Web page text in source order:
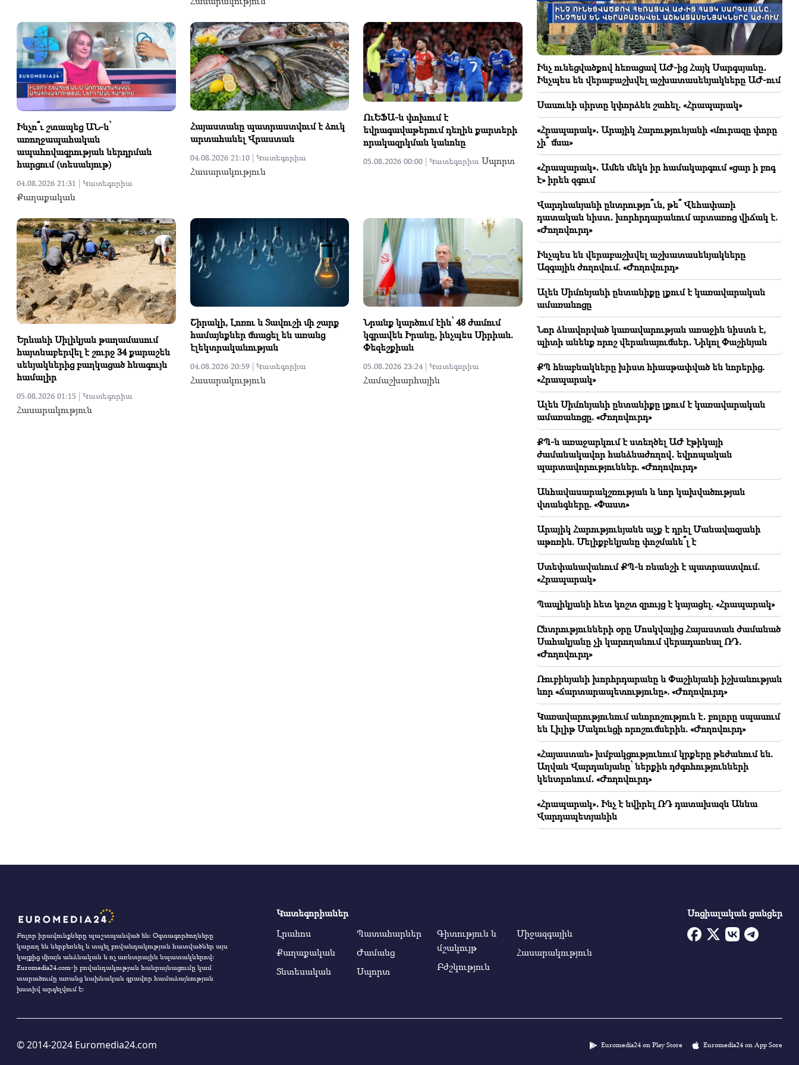
Ինչո՞ւ շտապեց ԱՆ-ն՝
առողջապահական
ապահովագրության ներդրման
հարցում (տեսանյութ)
04.08.2026 21:31 | Կատեգորիա
Քաղաքական
Հայաստանը պատրաստվում է ձուկ
արտահանել Վրաստան
04.08.2026 21:10 | Կատեգորիա
Հասարակություն
ՈւԵՖԱ-ն փոխում է
եվրագավաթերում դեղին քարտերի
որակազրկման կանոնը
05.08.2026 00:00 | ԿատեգորիաՍպորտ
Երևանի Սիլիկյան թաղամասում
հայտնաբերվել է շուրջ 34 քարաշեն
սենյակներից բաղկացած հնագույն
համալիր
05.08.2026 01:15 | Կատեգորիա
Հասարակություն
Շիրակի, Լոռու և Տավուշի մի շարք
համայնքներ մնացել են առանց
էլեկտրականության
04.08.2026 20:59 | Կատեգորիա
Հասարակություն
Նրանք կարծում էին՝ 48 ժամում
կգրավեն Իրանը, ինչպես Սիրիան.
Փեզեշքիան
05.08.2026 23:24 | Կատեգորիա
Համաշխարհային
խոսեք նախընտրական քարոզարշավի մասին
14:13
Ես հորս դիահերձարաններում եմ փնտրել, և դուք
ասում եք՝ էդ տուրբոգեներատորն ավելի կարևո՞ր է
ԼՂ-ի համար
14:11
Պատրա՞ստ եք ԵԱՏՄ-ից դուրս գալ, ավելի լավ տե՞ղ
եք գտել. Քրիստինե Վարդանյան
14:05
Դուք ուզում եք ժողովրդին գործի ընդունել ձեզ մոտ,
իսկ մենք՝ գործի ընդունվել ժողովրդի մոտ
13:42
Արցախը չկա, Ադրբեջանի զորքը ՀՀ-ում է,
Թուրքիան պաշտպանում է Ադրբեջանի շահերը
13:40
Այն, ինչ որ այսօր տեղի կունենա
Վաղարշապատաում հավասար է 37-ին խեղդամահ
անելուն. Գեղամ Մանուկյան
13:36
Ձեզնից ոչ մեկը չասաց՝ էս ի՞նչ եք անում,
քաղաքական որոշումնե՞ր եք կայացնում. Թունյանը՝
ԵԱՏՄ-ի մասին
13:32
Չհամարձակվեք ձեր միլիոնները ճոճել ժողովրդի
գլխին, որը Ղարաբաղի համար տվել է
ամենաթանկը՝ իր որդիներին
Ինչ ունեցվածքով հեռացավ ԱԺ-ից Հայկ
Սարգսյանը․ Ինչպես են վերաբաշխվել
աշխատասենյակները ԱԺ-ում
12:17
Reuters. Հորմուզի նեղուցով տարանցիկ
փոխադրումները այս շաբաթ կրճատվել են մեկ
երրորդով
11:32
Վարդեւանյան». Ղազինյան
Քաջություն ունեցեք ու փորձեք Ալիևի քթից բերել,
երբ Արցախում ջնջվում է հայկական հետքը.
Գալստյան
11:25
Ի՞նչ կա ձեր կառավարության նիստերից, ո՞ր երկիր
եք ուղարկում հաստատված հարցերը.
Հովհաննիսյան
Ինչ ունեցվածքով հեռացավ ԱԺ-ից Հայկ Սարգսյանը․
Ինչպես են վերաբաշխվել աշխատասենյակները ԱԺ-ում
Սասունի սիրտը կփորձեն շահել. «Հրապարակ»
«Հրապարակ»․ Արայիկ Հարությունյանի «մուրազը փորը
չի՞ մնա»
«Հրապարակ»․ Ամեն մեկն իր համակարգում «ցար ի բոգ
է» իրեն զգում
Վարդևանյանի ընտրությո՞ւն, թե՞ Վեհափառի
դատական նիստ․ խորհրդարանում արտառոց վիճակ է.
«Ժողովուրդ»
Ինչպես են վերաբաշխվել աշխատասենյակները
Ազգային ժողովում. «Ժողովուրդ»
Ալեն Սիմոնյանի ընտանիքը լքում է կառավարական
ամառանոցը
Նոր ձևավորված կառավարության առաջին նիստն է,
պիտի անենք որոշ վերանայումներ․ Նիկոլ Փաշինյան
ՔՊ հնաբնակները խիստ հիասթափված են նորերից.
«Հրապարակ»
Ալեն Սիմոնյանի ընտանիքը լքում է կառավարական
ամառանոցը. «Ժողովուրդ»
ՔՊ-ն առաջարկում է ստեղծել ԱԺ էթիկայի
ժամանակավոր հանձնաժողով․ եվրոպական
պարտավորություններ. «Ժողովուրդ»
Անհավասարակշռության և նոր կախվածության
վտանգները. «Փաստ»
Արայիկ Հարությունյանն աչք է դրել Մանավազյանի
աթոռին. Մելիքբեկյանը փոշմանե՞լ է
Ստեփանավանում ՔՊ-ն ռևանշի է պատրաստվում.
«Հրապարակ»
Պապիկյանի հետ կոշտ զրույց է կայացել. «Հրապարակ»
Ընտրությունների օրը Մոսկվայից Հայաստան ժամանած
Սահակյանը չի կարողանում վերադառնալ ՌԴ.
«Ժողովուրդ»
Ռուբինյանի խորհրդարանը և Փաշինյանի իշխանության
նոր «ճարտարապետությունը». «Ժողովուրդ»
Կառավարությունում անորոշություն է․ բոլորը սպասում
են Լիլիթ Մակունցի որոշումներին. «Ժողովուրդ»
«Հայաստան» խմբակցությունում կրքերը թեժանում են.
Աղվան Վարդանյանը՝ ներքին դժգոհությունների
կենտրոնում․ «Ժողովուրդ»
«Հրապարակ»․ Ինչ է նվիրել ՌԴ դատախազն Աննա
Վարդապետյանին
Բոլոր իրավունքները պաշտպանված են։ Օգտագործողները
կարող են ներբեռնել և տպել բովանդակության հատվածներ այս
կայքից միայն անձնական և ոչ առևտրային նպատակներով:
Euromedia24.com-ի բովանդակության հանրայնացումը կամ
տարածումը առանց նախնական գրավոր համաձայնության
խստիվ արգելվում է:
Կատեգորիաներ
Լրահոս
Քաղաքական
Տնտեսական
Պատահարներ
Ժամանց
Սպորտ
Գիտություն և
մշակույթ
Բժշկություն
Միջազգային
Հասարակություն
Սոցիալական ցանցեր
© 2014-2024 Euromedia24.com Euromedia24 on Play Store Euromedia24 on App Sore